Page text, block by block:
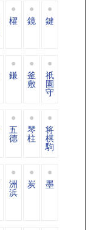
櫂 鏡 鍵
鎌 釜
敷
祇
園
守
五
德
琴
柱
将
棋
駒
洲
浜
炭 墨